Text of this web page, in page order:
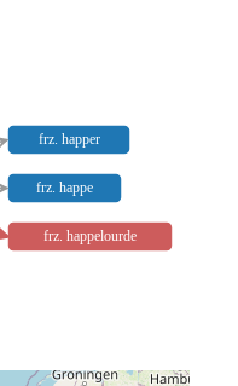
frz. happer
frz. happe
frz. happelourde